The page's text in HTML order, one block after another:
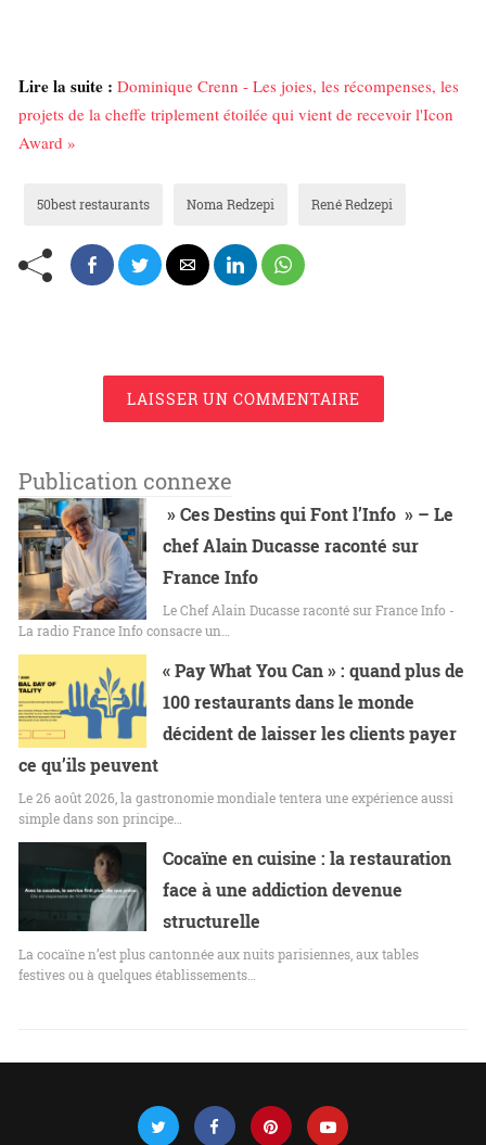
Lire la suite : Dominique Crenn - Les joies, les récompenses, les
projets de la cheffe triplement étoilée qui vient de recevoir l'Icon
Award »
50best restaurants Noma Redzepi René Redzepi
LAISSER UN COMMENTAIRE
Publication connexe
» Ces Destins qui Font l’Info » – Le
chef Alain Ducasse raconté sur
France Info
Le Chef Alain Ducasse raconté sur France Info -
La radio France Info consacre un…
« Pay What You Can » : quand plus de
100 restaurants dans le monde
décident de laisser les clients payer
ce qu’ils peuvent
Le 26 août 2026, la gastronomie mondiale tentera une expérience aussi
simple dans son principe…
Cocaïne en cuisine : la restauration
face à une addiction devenue
structurelle
La cocaïne n’est plus cantonnée aux nuits parisiennes, aux tables
festives ou à quelques établissements…